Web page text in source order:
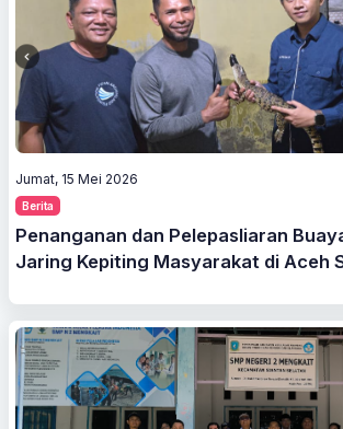
Jumat, 15 Mei 2026
Berita
Penanganan dan Pelepasliaran
Jaring Kepiting Masyarakat di Aceh